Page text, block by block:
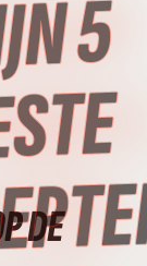
5
•
DE